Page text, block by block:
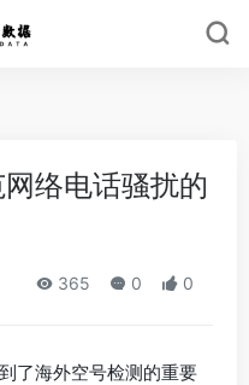
络电话骚扰的
365 0 0
了海外空号检测的重要